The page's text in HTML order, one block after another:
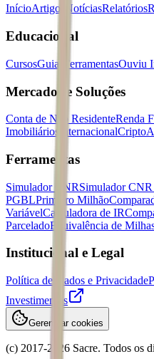
InícioArtigos NotíciasRelatórios
Educacional
CursosGuias FerramentasOuviu
Mercados e Soluções
Conta de Não ResidenteRenda
Imobiliários
InternacionalCripto
Ferramentas
Simulador CNRSimulador
PGBLPrimeiro Milhão
VariávelCalculadora de IR
ParceladoEquivalência de
Institucional e Legal
Política de Dados e Privacidade
Investimentos
Gerenciar cookies
(c) 2017-2026 Sacre. Todos os